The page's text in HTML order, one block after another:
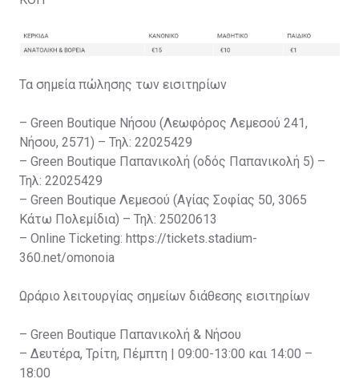
Τα σημεία πώλησης των εισιτηρίων
– Green Boutique Νήσου (Λεωφόρος Λεμεσού 241,
Νήσου, 2571) – Τηλ: 22025429
– Green Boutique Παπανικολή (οδός Παπανικολή 5) –
Τηλ: 22025429
– Green Boutique Λεμεσού (Αγίας Σοφίας 50, 3065
Κάτω Πολεμίδια) – Τηλ: 25020613
– Online Ticketing: https://tickets.stadium-
360.net/omonoia
Ωράριο λειτουργίας σημείων διάθεσης εισιτηρίων
– Green Boutique Παπανικολή & Νήσου
– Δευτέρα, Τρίτη, Πέμπτη | 09:00-13:00 και 14:00 –
18:00